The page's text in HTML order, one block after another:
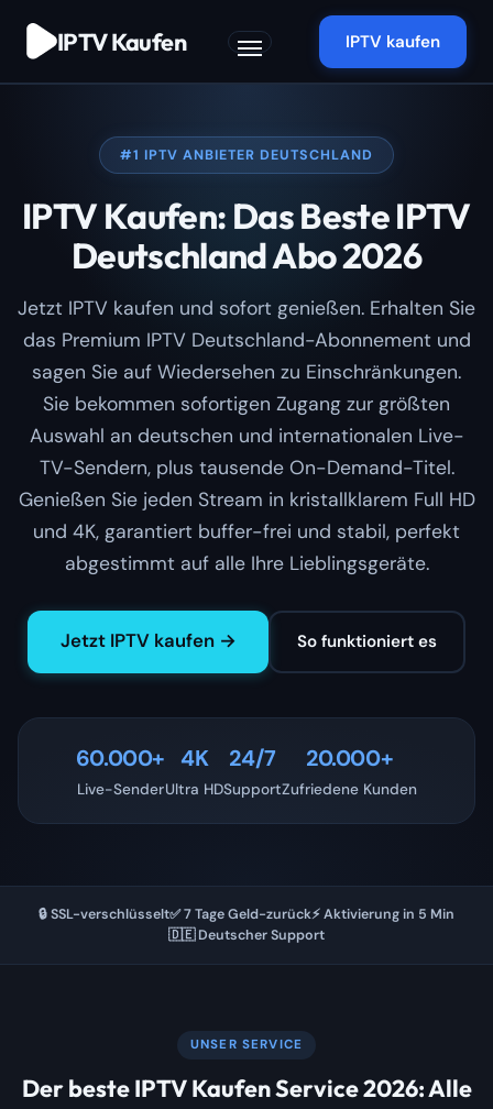
IPTV Kaufen IPTV kaufen
#1 IPTV ANBIETER DEUTSCHLAND
IPTV Kaufen: Das Beste IPTV
Deutschland Abo 2026
Jetzt IPTV kaufen und sofort genießen. Erhalten Sie
das Premium IPTV Deutschland-Abonnement und
sagen Sie auf Wiedersehen zu Einschränkungen.
Sie bekommen sofortigen Zugang zur größten
Auswahl an deutschen und internationalen Live-
TV-Sendern, plus tausende On-Demand-Titel.
Genießen Sie jeden Stream in kristallklarem Full HD
und 4K, garantiert buffer-frei und stabil, perfekt
abgestimmt auf alle Ihre Lieblingsgeräte.
Jetzt IPTV kaufen → So funktioniert es
60.000+
Live-Sender
4K
Ultra HD
24/7
Support
20.000+
Zufriedene Kunden
🔒 SSL-verschlüsselt✅ 7 Tage Geld-zurück⚡ Aktivierung in 5 Min
🇩🇪 Deutscher Support
UNSER SERVICE
Der beste IPTV Kaufen Service 2026: Alle